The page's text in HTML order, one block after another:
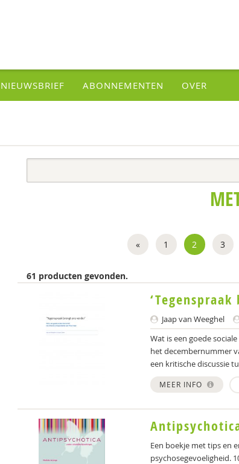
NIEUWSBRIEF ABONNEMENTEN OVER
« 1 2 3
61 producten gevonden.
Jaap van Weeghel
Wat is een goede
het decembernummer
een kritische discussie
MEER INFO
Een boekje met tips en
psychosegevoeligheid.